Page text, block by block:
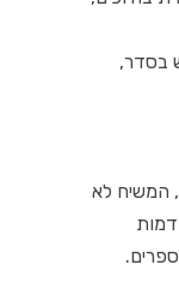
בסדר,
המשיח לא